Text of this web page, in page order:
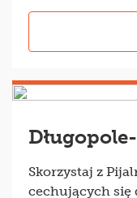
Skorzystaj z
cechujących się